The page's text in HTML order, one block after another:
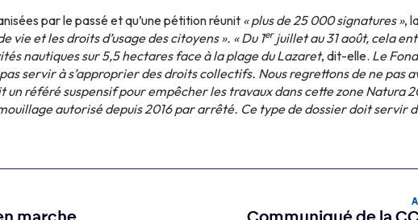
par le passé et qu’une pétition réunit« plus de 25 000 signatures »,
vie et les droits d’usage des citoyens ». « Du 1erjuillet au 31 août, cela
nautiques sur 5,5 hectares face à la plage du Lazaret, dit-elle. Le
servir à s’approprier des droits collectifs. Nous regrettons de ne pas
un référé suspensif pour empêcher les travaux dans cette zone Natura
autorisé depuis 2016 par arrêté. Ce type de dossier doit servir